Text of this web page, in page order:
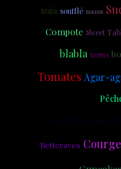
soja soufflé naans
Compote Sweet
blabla nems
Tomates Agar-
recette pour
Betteraves